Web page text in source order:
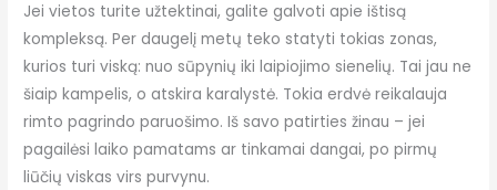
Jei vietos turite užtektinai, galite galvoti apie ištisą
kompleksą. Per daugelį metų teko statyti tokias zonas,
kurios turi viską: nuo sūpynių iki laipiojimo sienelių. Tai jau ne
šiaip kampelis, o atskira karalystė. Tokia erdvė reikalauja
rimto pagrindo paruošimo. Iš savo patirties žinau – jei
pagailėsi laiko pamatams ar tinkamai dangai, po pirmų
liūčių viskas virs purvynu.